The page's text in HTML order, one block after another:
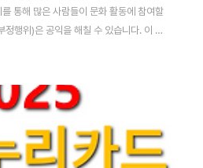
통해 많은 사람들이 문화 활동에 참여할
행위)은 공익을 해칠 수 있습니다. 이 글
리 절차를 안내합니다. 2025년 문화누
정행위란? 부정행위란 문화누리카드의 사
은 유형을 포함합니다.1. 카드 소유자의
로 허용되지 않은 물품(예: 주류, 담배) 구
카드 대여 또는 판매.2. 가맹점의 부정행